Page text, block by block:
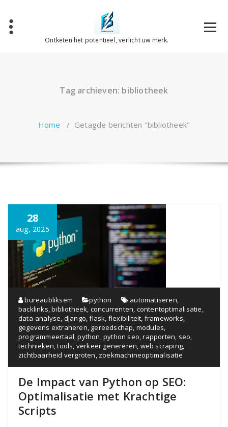
inhoud
Ontketen het potentieel, verlicht uw merk.
Tag archieven: bibliotheek
Home / Getagde berichten "bibliotheek"
28
aug, 2025
bureaubliksem python automatiseren,
backlinks,bibliotheek, concurrenten, contentoptimalisatie,
data-analyse, django,flask, flexibiliteit, frameworks,
gegevens extraheren, gereedschap, modules,
programmeertaal,python,python seo,rapporten, seo,
technieken,tools, verkeer genereren, web scraping,
zichtbaarheid vergroten, zoekmachineoptimalisatie
De Impact van Python op SEO:
Optimalisatie met Krachtige
Scripts